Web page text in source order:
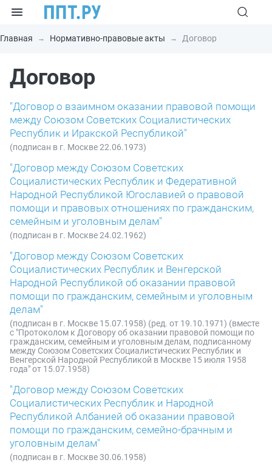
Главная Нормативно-правовые акты Договор
Договор
"Договор о взаимном оказании правовой помощи
между Союзом Советских Социалистических
Республик и Иракской Республикой"
(подписан в г. Москве 22.06.1973)
"Договор между Союзом Советских
Социалистических Республик и Федеративной
Народной Республикой Югославией о правовой
помощи и правовых отношениях по гражданским,
семейным и уголовным делам"
(подписан в г. Москве 24.02.1962)
"Договор между Союзом Советских
Социалистических Республик и Венгерской
Народной Республикой об оказании правовой
помощи по гражданским, семейным и уголовным
делам"
(подписан в г. Москве 15.07.1958) (ред. от 19.10.1971) (вместе
с "Протоколом к Договору об оказании правовой помощи по
гражданским, семейным и уголовным делам, подписанному
между Союзом Советских Социалистических Республик и
Венгерской Народной Республикой в Москве 15 июля 1958
года" от 15.07.1958)
"Договор между Союзом Советских
Социалистических Республик и Народной
Республикой Албанией об оказании правовой
помощи по гражданским, семейно-брачным и
уголовным делам"
(подписан в г. Москве 30.06.1958)